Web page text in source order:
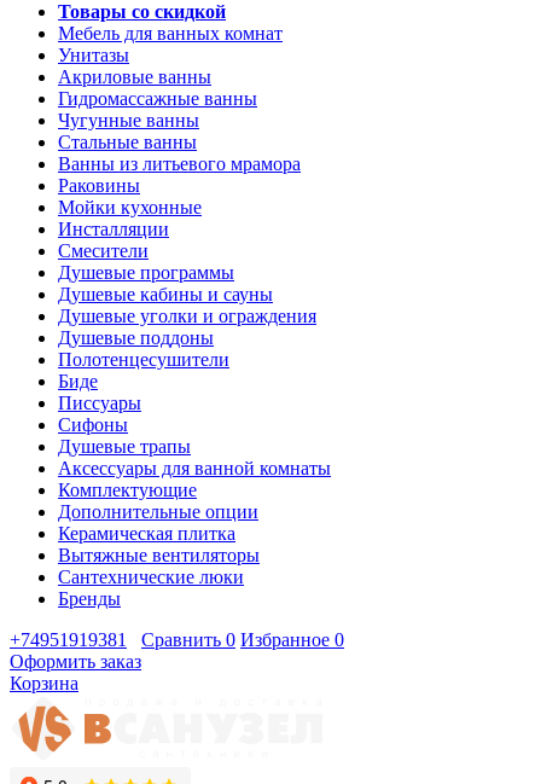
Товары со скидкой
Мебель для ванных комнат
Унитазы
Акриловые ванны
Гидромассажные ванны
Чугунные ванны
Стальные ванны
Ванны из литьевого мрамора
Раковины
Мойки кухонные
Инсталляции
Смесители
Душевые программы
Душевые кабины и сауны
Душевые уголки и ограждения
Душевые поддоны
Полотенцесушители
Биде
Писсуары
Сифоны
Душевые трапы
Аксессуары для ванной комнаты
Комплектующие
Дополнительные опции
Керамическая плитка
Вытяжные вентиляторы
Сантехнические люки
Бренды
+74951919381
Сравнить 0 Избранное 0
Оформить заказ
Корзина